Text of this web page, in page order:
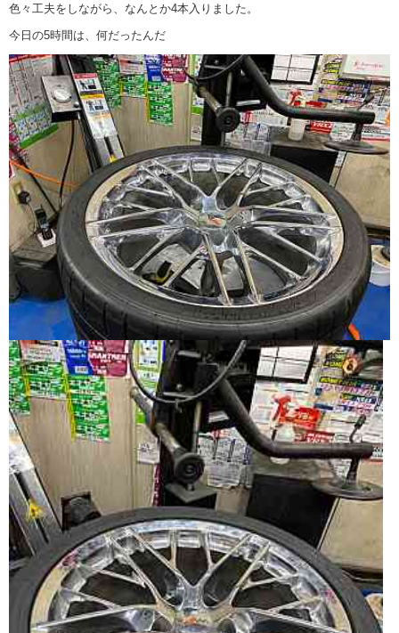
色々工夫をしながら、なんとか4本入りました。
今日の5時間は、何だったんだ